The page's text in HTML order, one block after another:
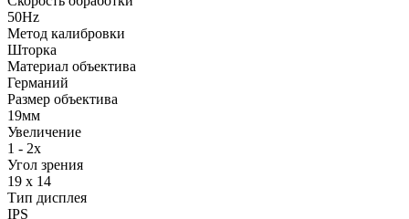
50Hz
Метод калибровки
Шторка
Материал объектива
Германий
Размер объектива
19мм
Увеличение
1 - 2x
Угол зрения
19 x 14
Тип дисплея
IPS